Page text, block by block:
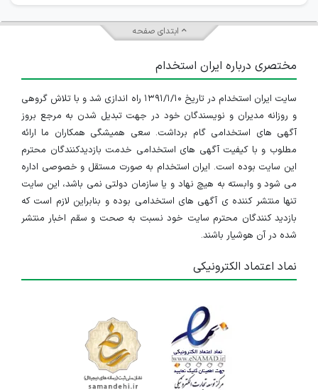
ابتدای صفحه
مختصری درباره ایران استخدام
سایت ایران استخدام در تاریخ ۱۳۹۱/۱/۱۰ راه اندازی شد و با تلاش گروهی
و روزانه مدیران و نویسندگان خود در جهت تبدیل شدن به مرجع بروز
آگهی های استخدامی گام برداشت. سعی همیشگی همکاران ما ارائه
مطلوب و با کیفیت آگهی های استخدامی خدمت بازدیدکنندگان محترم
این سایت بوده است. ایران استخدام به صورت مستقل و خصوصی اداره
می شود و وابسته به هیچ نهاد و یا سازمان دولتی نمی باشد، این سایت
تنها منتشر کننده ی آگهی های استخدامی بوده و بنابراین لازم است که
بازدید کنندگان محترم سایت خود نسبت به صحت و سقم اخبار منتشر
شده در آن هوشیار باشند.
نماد اعتماد الکترونیکی